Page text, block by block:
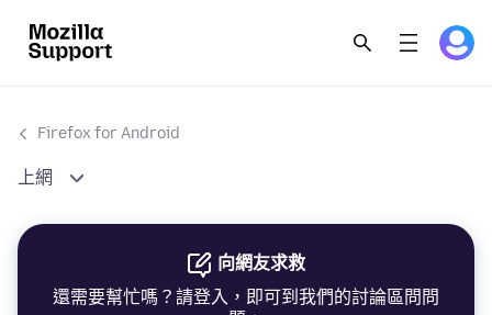
Firefox for Android
上網
向網友求救
還需要幫忙嗎？請登入，即可到我們的討論區問問